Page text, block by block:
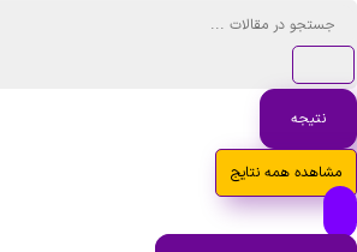
نتیجه
مشاهده همه نتایج